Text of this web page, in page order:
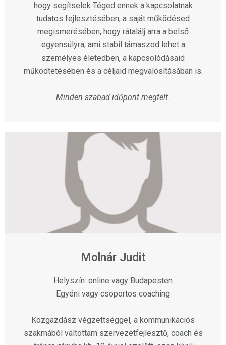
hogy segítselek Téged ennek a kapcsolatnak
tudatos fejlesztésében, a saját működésed
megismerésében, hogy rátalálj arra a belső
egyensúlyra, ami stabil támaszod lehet a
személyes életedben, a kapcsolódásaid
működtetésében és a céljaid megvalósításában is.
Minden szabad időpont megtelt.
Molnár Judit
Helyszín: online vagy Budapesten
Egyéni vagy csoportos coaching
Közgazdász végzettséggel, a kommunikációs
szakmából váltottam szervezetfejlesztő, coach és